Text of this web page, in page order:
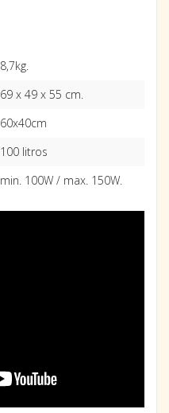
8,7kg.
69 x 49 x 55 cm.
60x40cm
100 litros
min. 100W / max. 150W.